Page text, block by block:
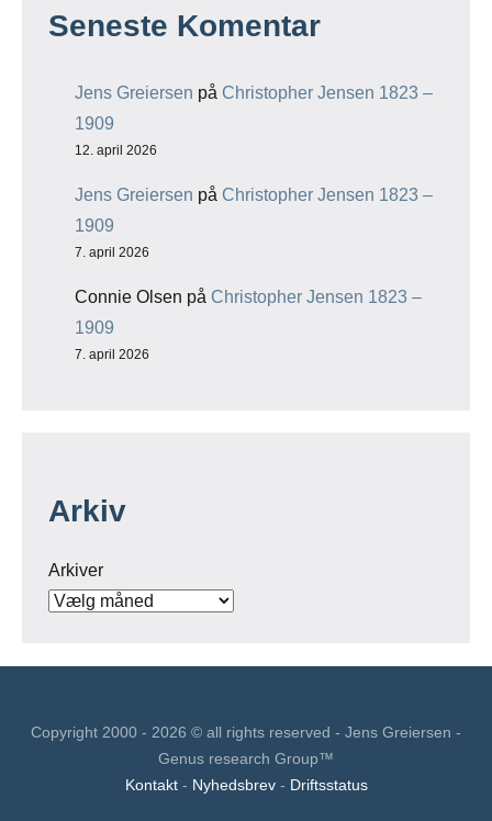
Seneste Komentar
Jens Greiersen på Christopher Jensen 1823 –
1909
12. april 2026
Jens Greiersen på Christopher Jensen 1823 –
1909
7. april 2026
Connie Olsen på Christopher Jensen 1823 –
1909
7. april 2026
Arkiv
Arkiver
Copyright 2000 - 2026 © all rights reserved - Jens Greiersen -
Genus research Group™
Kontakt- Nyhedsbrev- Driftsstatus